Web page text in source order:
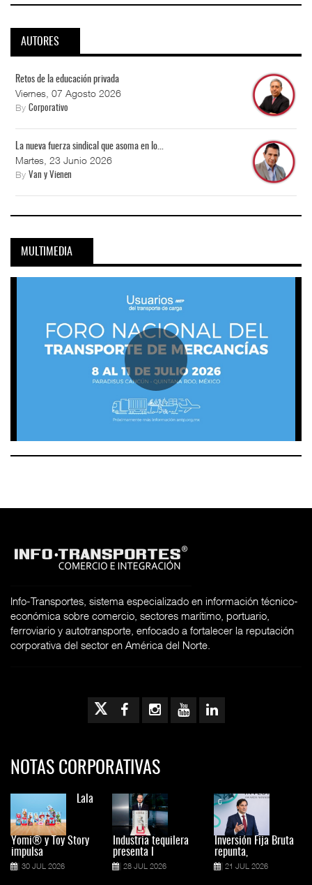
AUTORES
Retos de la educación privada
Viernes, 07 Agosto 2026
By Corporativo
La nueva fuerza sindical que asoma en lo...
Martes, 23 Junio 2026
By Van y Vienen
MULTIMEDIA
Info-Transportes, sistema especializado en información técnico-
económica sobre comercio, sectores marítimo, portuario,
ferroviario y autotransporte, enfocado a fortalecer la reputación
corporativa del sector en América del Norte.
NOTAS CORPORATIVAS
Lala
Yomi® y Toy Story
impulsa
30 JUL 2026
Industria tequilera
presenta l
28 JUL 2026
Inversión Fija Bruta
repunta,
21 JUL 2026